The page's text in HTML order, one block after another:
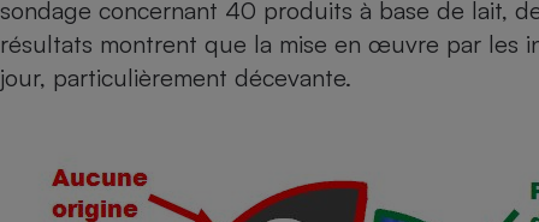
sondage concernant 40 produits à base de lait,
résultats montrent que la mise en œuvre par les
jour, particulièrement décevante.
Assurance
Comparateur auto
Comparatif centrale
Informatique
Internet
Sécurité domestique